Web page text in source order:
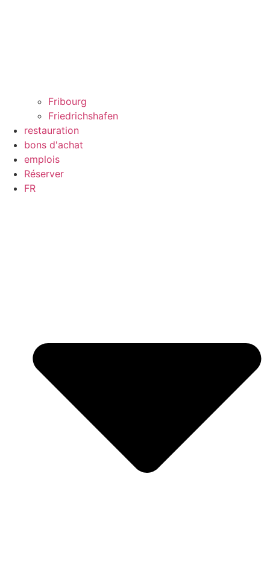
Fribourg
Friedrichshafen
restauration
bons d'achat
emplois
Réserver
FR